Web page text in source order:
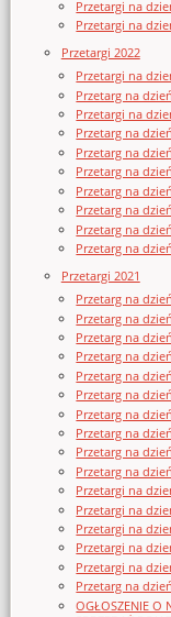
Przetargi na
Przetargi na
Przetargi 2022
Przetargi na
Przetarg na
Przetargi na
Przetarg na
Przetarg na
Przetarg na
Przetarg na
Przetarg na
Przetarg na
Przetarg na
Przetargi 2021
Przetarg na
Przetarg na
Przetarg na
Przetarg na
Przetarg na
Przetarg na
Przetarg na
Przetarg na
Przetarg na
Przetarg na
Przetargi na
Przetargi na
Przetargi na
Przetargi na
Przetargi na
Przetarg na
OGŁOSZENIE O